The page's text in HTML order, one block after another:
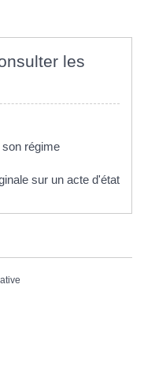
les
régime
sur un acte d'état